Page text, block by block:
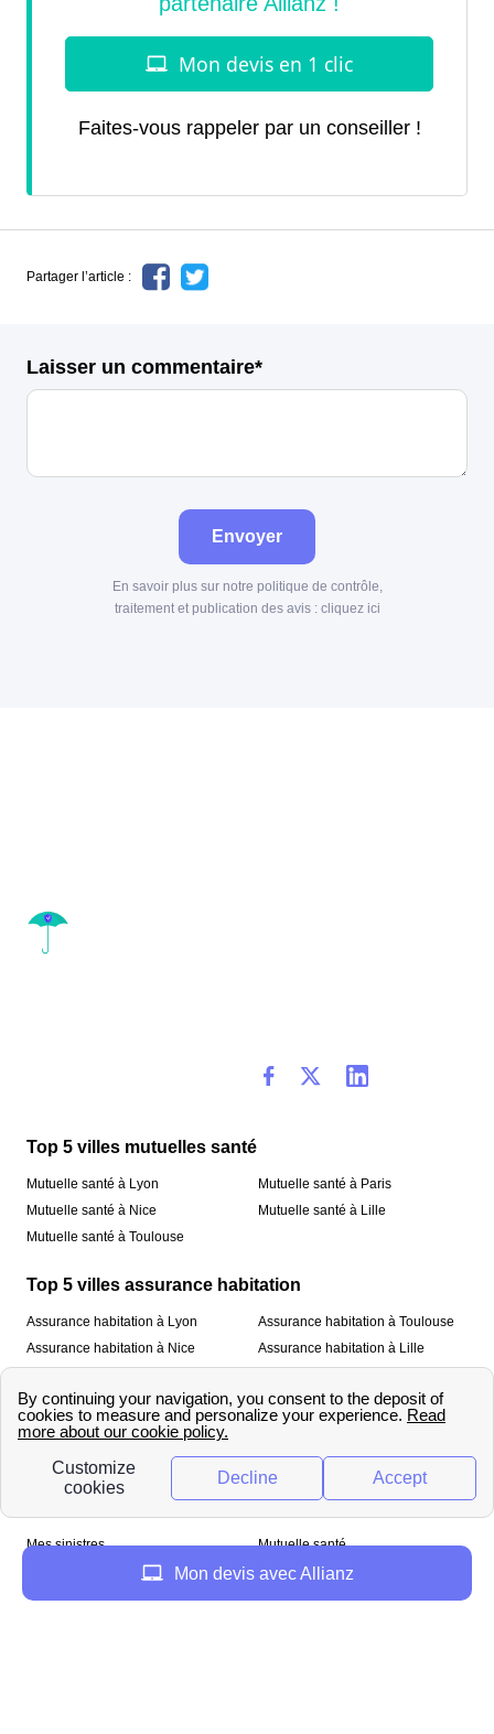
Faites-vous rappeler par un conseiller !
Partager l’article :
Laisser un commentaire*
Envoyer
En savoir plus sur notre politique de contrôle,
traitement et publication des avis : cliquez ici
Top 5 villes mutuelles santé
Mutuelle santé à Lyon
Mutuelle santé à Nice
Mutuelle santé à Toulouse
Mutuelle santé à Paris
Mutuelle santé à Lille
Top 5 villes assurance habitation
Assurance habitation à Lyon
Assurance habitation à Nice
Assurance habitation à Toulouse
Assurance habitation à Lille
À propos
Qui sommes-nous ? Mentions légales
Mes sinistres
Assurance habitation
Mutuelle santé
Mon devis avec Allianz